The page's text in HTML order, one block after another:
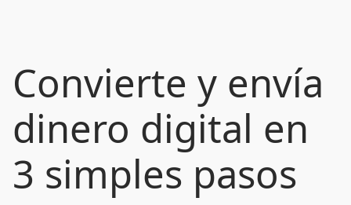
Convierte y envía
dinero digital en
3 simples pasos